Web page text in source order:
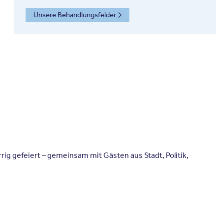
Unsere Behandlungsfelder
gefeiert – gemeinsam mit Gästen aus Stadt, Politik,